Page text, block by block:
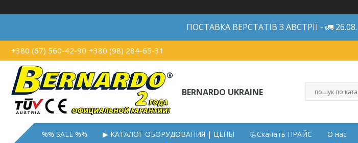
ПОСТАВКА ВЕРСТАТІВ З АВСТРІЇ - 🚛 26.08.
+380 (67) 560-42-90 +380 (98) 284-65-31
BERNARDO UKRAINE
%% SALE %% ▶ КАТАЛОГ ОБОРУДОВАНИЯ | ЦЕНЫ 📃Скачать ПРАЙС О нас